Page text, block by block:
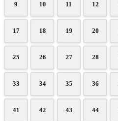
9 10 11 12
17 18 19 20
25 26 27 28
33 34 35 36
41 42 43 44